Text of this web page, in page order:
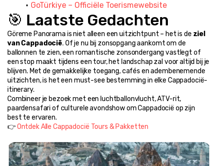
GoTürkiye – Officiële Toerismewebsite
🎯 Laatste Gedachten
Göreme Panorama is niet alleen een uitzichtpunt – het is de ziel
van Cappadocië. Of je nu bij zonsopgang aankomt om de
ballonnen te zien, een romantische zonsondergang vastlegt of
een stop maakt tijdens een tour, het landschap zal voor altijd bij je
blijven. Met de gemakkelijke toegang, cafés en adembenemende
uitzichten, is het een must-see bestemming in elke Cappadocië-
itinerary.
Combineer je bezoek met een luchtballonvlucht, ATV-rit,
paardensafari of culturele avondshow om Cappadocië op zijn
best te ervaren.
👉 Ontdek Alle Cappadocië Tours & Pakketten